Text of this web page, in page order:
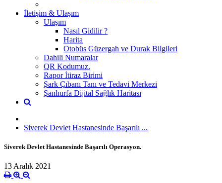
İletişim & Ulaşım
Ulaşım
Nasıl Gidilir ?
Harita
Otobüs Güzergah ve Durak Bilgileri
Dahili Numaralar
QR Kodumuz.
Rapor İtiraz Birimi
Şark Çıbanı Tanı ve Tedavi Merkezi
Şanlıurfa Dijital Sağlık Haritası
Siverek Devlet Hastanesinde Başarılı ...
Siverek Devlet Hastanesinde Başarılı Operasyon.
13 Aralık 2021